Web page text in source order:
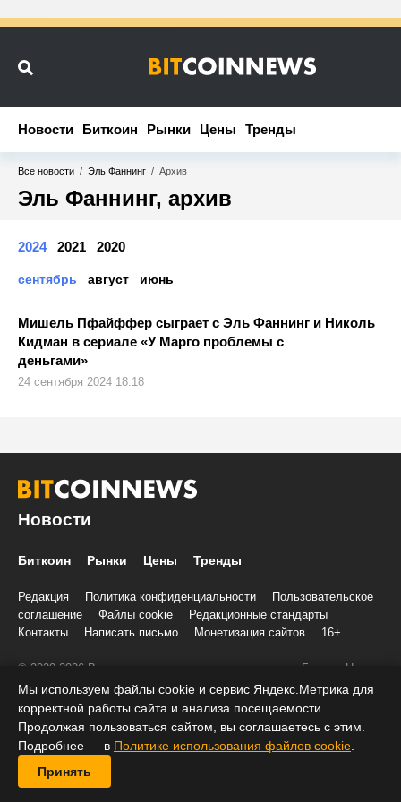
Новости Биткоин Рынки Цены Тренды
Новости Биткоин Рынки Цены Тренды
Все новости / Эль Фаннинг / Архив
Эль Фаннинг, архив
2024 2021 2020
сентябрь август июнь
Мишель Пфайффер сыграет с Эль Фаннинг и Николь
Кидман в сериале «У Марго проблемы с
деньгами»
24 сентября 2024 18:18
Новости
Биткоин Рынки Цены Тренды
Редакция Политика конфиденциальности
Пользовательское
соглашение
Файлы cookie
Редакционные стандарты
Контакты
Написать письмо Монетизация сайтов 16+
© 2020-2026 Все права и материалы принадлежат «БиткоинНьюс»
Учредитель и редакция: ООО «Трафик», ИНН 7813175200, ОГРН
1027806866724, 197022, г. Санкт-Петербург, ул. Льва Толстого, д.
1–3, литер А, помещение 40-Н, комната 12
При копировании информации ставить активную ссылку на
BitcoinNews.ru:
Мы используем файлы cookie и сервис Яндекс.Метрика для
корректной работы сайта и анализа посещаемости.
Продолжая пользоваться сайтом, вы соглашаетесь с этим.
Подробнее — в Политике использования файлов cookie
Принять